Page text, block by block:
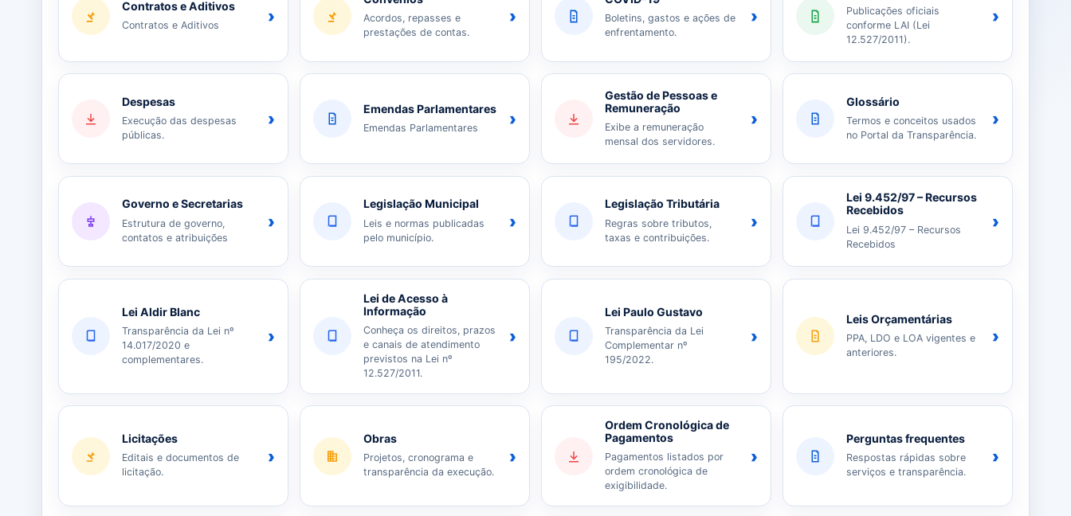
Contratos e Aditivos
Contratos e Aditivos ›
Acordos, repasses e
prestações de contas.
›
Boletins, gastos e ações de
enfrentamento.
›
Publicações oficiais
conforme LAI (Lei
12.527/2011).
›
Despesas
Execução das despesas
públicas.
›
Emendas Parlamentares
Emendas Parlamentares ›
Gestão de Pessoas e
Remuneração
Exibe a remuneração
mensal dos servidores.
›
Glossário
Termos e conceitos usados
no Portal da Transparência.
›
Governo e Secretarias
Estrutura de governo,
contatos e atribuições
›
Legislação Municipal
Leis e normas publicadas
pelo município.
›
Legislação Tributária
Regras sobre tributos,
taxas e contribuições.
›
Lei 9.452/97 – Recursos
Recebidos
Lei 9.452/97 – Recursos
Recebidos
›
Lei Aldir Blanc
Transparência da Lei nº
14.017/2020 e
complementares.
›
Lei de Acesso à
Informação
Conheça os direitos, prazos
e canais de atendimento
previstos na Lei nº
12.527/2011.
›
Lei Paulo Gustavo
Transparência da Lei
Complementar nº
195/2022.
›
Leis Orçamentárias
PPA, LDO e LOA vigentes e
anteriores.
›
Licitações
Editais e documentos de
licitação.
›
Obras
Projetos, cronograma e
transparência da execução.
›
Ordem Cronológica de
Pagamentos
Pagamentos listados por
ordem cronológica de
exigibilidade.
›
Perguntas frequentes
Respostas rápidas sobre
serviços e transparência.
›